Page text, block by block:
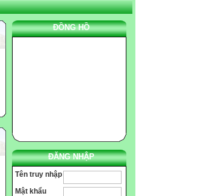
ĐỒNG HỒ
ĐĂNG NHẬP
Tên truy nhập
Mật khẩu